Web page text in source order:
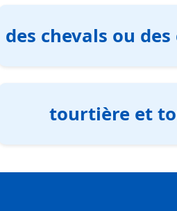
des chevals ou
tourtière et